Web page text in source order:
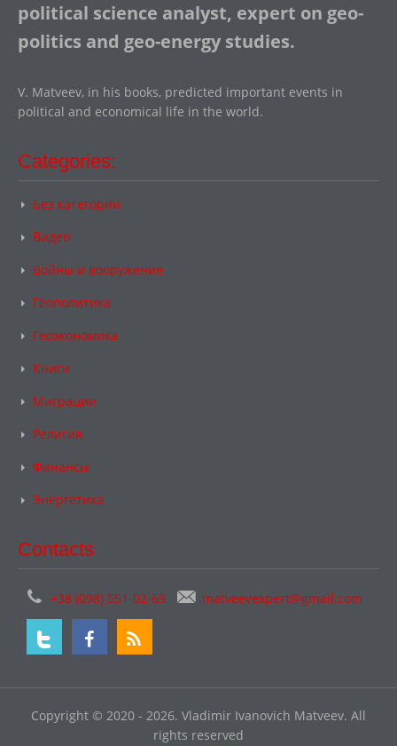
political science analyst, expert on geo-
politics and geo-energy studies.
V. Matveev, in his books, predicted important events in
political and economical life in the world.
Categories:
Без категории
Видео
Войны и вооружение
Геополитика
Геоэкономика
Книги
Миграции
Религия
Финансы
Энергетика
Contacts
+38 (098) 551-02-69 matveevexpert@gmail.com
Copyright © 2020 - 2026. Vladimir Ivanovich Matveev. All
rights reserved